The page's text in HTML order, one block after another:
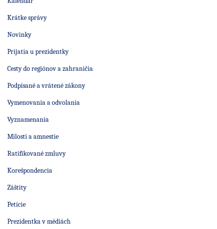
Krátke správy
Novinky
Prijatia u prezidentky
Cesty do regiónov a zahraničia
Podpísané a vrátené zákony
Vymenovania a odvolania
Vyznamenania
Milosti a amnestie
Ratifikované zmluvy
Korešpondencia
Záštity
Petície
Prezidentka v médiách